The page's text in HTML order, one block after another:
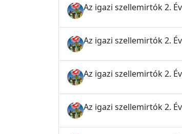
Az igazi szellemirtók 2.
Az igazi szellemirtók 2.
Az igazi szellemirtók 2.
Az igazi szellemirtók 2.